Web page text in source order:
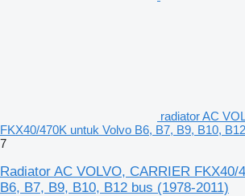
radiator AC
FKX40/470K untuk Volvo B6, B7, B9, B10,
7
Radiator AC VOLVO, CARRIER FKX40/
B6, B7, B9, B10, B12 bus (1978-2011)